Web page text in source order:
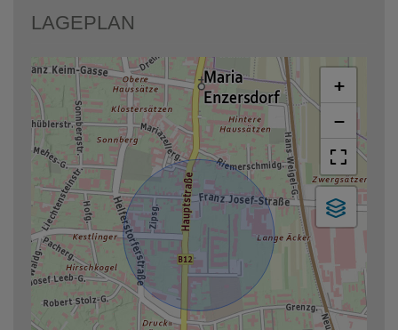
LAGEPLAN
+
−